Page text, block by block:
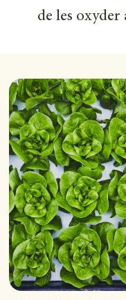
de les oxyder